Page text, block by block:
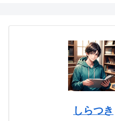
しらつき